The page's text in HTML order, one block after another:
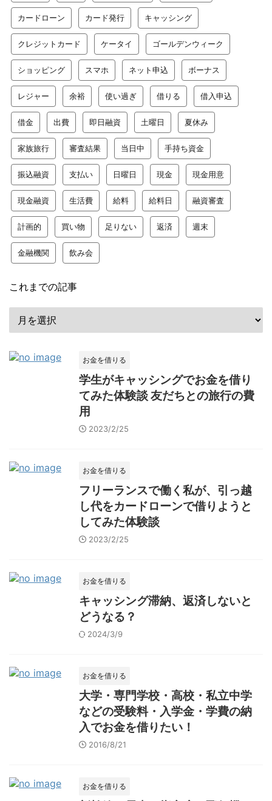
カードローン カード発行 キャッシング
クレジットカード ケータイ ゴールデンウィーク
ショッピング スマホ ネット申込 ボーナス
レジャー 余裕 使い過ぎ 借りる 借入申込
借金 出費 即日融資 土曜日 夏休み
家族旅行 審査結果 当日中 手持ち資金
振込融資 支払い 日曜日 現金 現金用意
現金融資 生活費 給料 給料日 融資審査
計画的 買い物 足りない 返済 週末
金融機関 飲み会
これまでの記事
お金を借りる
学生がキャッシングでお金を借り
てみた体験談 友だちとの旅行の費
用
2023/2/25
お金を借りる
フリーランスで働く私が、引っ越
し代をカードローンで借りようと
してみた体験談
2023/2/25
お金を借りる
キャッシング滞納、返済しないと
どうなる？
2024/3/9
お金を借りる
大学・専門学校・高校・私立中学
などの受験料・入学金・学費の納
入でお金を借りたい！
2016/8/21
お金を借りる